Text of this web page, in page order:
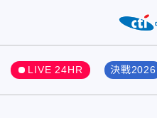
LIVE 24HR 決戰2026